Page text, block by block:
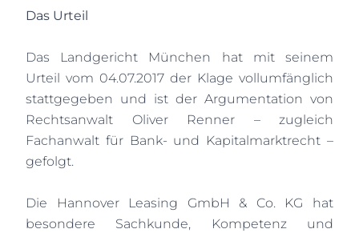
Das Urteil
Das Landgericht München hat mit seinem
Urteil vom 04.07.2017 der Klage vollumfänglich
stattgegeben und ist der Argumentation von
Rechtsanwalt Oliver Renner – zugleich
Fachanwalt für Bank- und Kapitalmarktrecht –
gefolgt.
Die Hannover Leasing GmbH & Co. KG hat
besondere Sachkunde, Kompetenz und